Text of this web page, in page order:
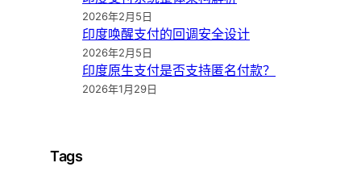
2026年2月5日
印度唤醒支付的回调安全设计
2026年2月5日
印度原生支付是否支持匿名付款？
2026年1月29日
Tags